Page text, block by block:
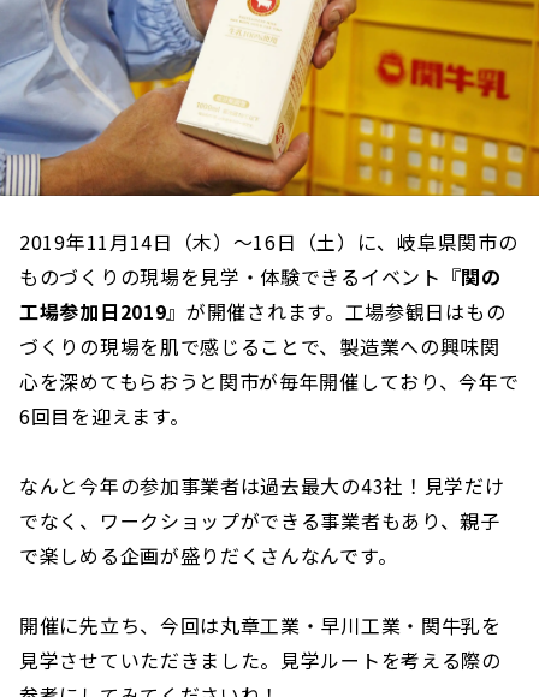
2019年11月14日（木）〜16日（土）に、岐阜県関市の
ものづくりの現場を見学・体験できるイベント『関の
工場参加日2019』が開催されます。工場参観日はもの
づくりの現場を肌で感じることで、製造業への興味関
心を深めてもらおうと関市が毎年開催しており、今年で
6回目を迎えます。
なんと今年の参加事業者は過去最大の43社！見学だけ
でなく、ワークショップができる事業者もあり、親子
で楽しめる企画が盛りだくさんなんです。
開催に先立ち、今回は丸章工業・早川工業・関牛乳を
見学させていただきました。見学ルートを考える際の